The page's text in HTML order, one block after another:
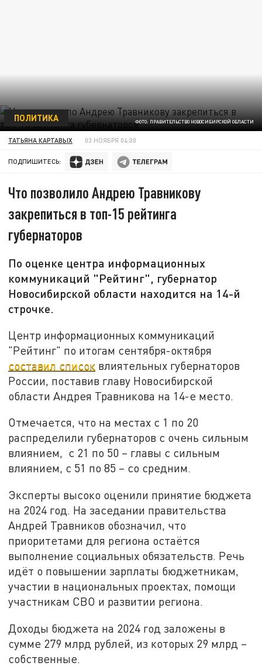
ФОТО: ПРАВИТЕЛЬСТВО НОВОСИБИРСКОЙ ОБЛАСТИ
ПОЛИТИКА
ТАТЬЯНА КАРТАВЫХ 03 НОЯБРЯ 04:00
ПОДПИШИТЕСЬ:
Что позволило Андрею Травникову
закрепиться в топ-15 рейтинга
губернаторов
По оценке центра информационных
коммуникаций "Рейтинг", губернатор
Новосибирской области находится на 14-й
строчке.
Центр информационных коммуникаций
"Рейтинг" по итогам сентября-октября
составил список влиятельных губернаторов
России, поставив главу Новосибирской
области Андрея Травникова на 14-е место.
Отмечается, что на местах с 1 по 20
распределили губернаторов с очень сильным
влиянием, с 21 по 50 – главы с сильным
влиянием, с 51 по 85 – со средним.
Эксперты высоко оценили принятие бюджета
на 2024 год. На заседании правительства
Андрей Травников обозначил, что
приоритетами для региона остаётся
выполнение социальных обязательств. Речь
идёт о повышении зарплаты бюджетникам,
участии в национальных проектах, помощи
участникам СВО и развитии региона.
Доходы бюджета на 2024 год заложены в
сумме 279 млрд рублей, из которых 29 млрд –
собственные.